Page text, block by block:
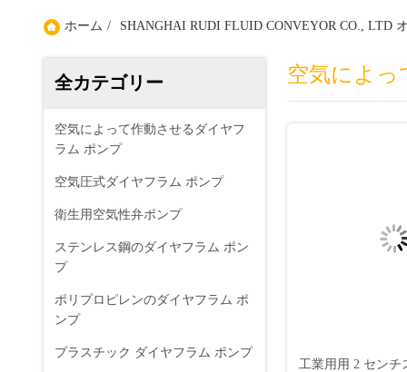
ホーム / SHANGHAI RUDI FLUID CONVEYOR CO., LTD
全カテゴリー
空気によって作動させるダイヤフ
ラム ポンプ
空気圧式ダイヤフラム ポンプ
衛生用空気性弁ポンプ
ステンレス鋼のダイヤフラム ポン
プ
ポリプロピレンのダイヤフラム ポ
ンプ
プラスチック ダイヤフラム ポンプ
空気によ
工業用用 2 センチ